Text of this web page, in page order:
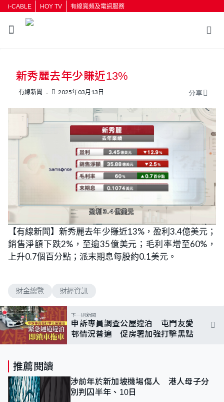
i-CABLE HOY TV 有線寬頻及電訊服務
按輸入鍵開始搜尋
新秀麗去年少賺近13%
有線新聞 2025年03月13日 分享
【有線新聞】新秀麗去年少賺近13%，盈利3.4億美元；
銷售淨額下跌2%，至逾35億美元；毛利率增至60%，
上升0.7個百分點；派末期息每股約0.1美元。
財金總覽 財經資訊
下一則新聞
申訴專員調查公屋違泊 屯門友愛
邨情況普遍 促房署加強打擊黑點
推薦閱讀
涉前年於新加坡機場傷人 港人母子分
別判囚半年、10日